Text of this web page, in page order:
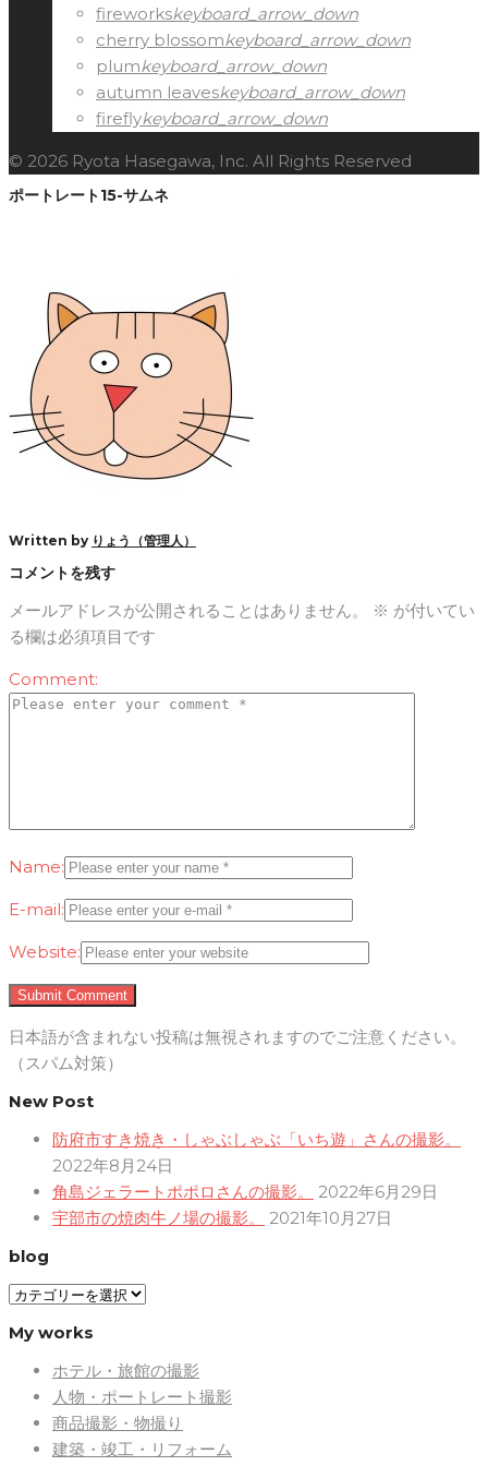
fireworkskeyboard_arrow_down
cherry blossomkeyboard_arrow_down
plumkeyboard_arrow_down
autumn leaveskeyboard_arrow_down
fireflykeyboard_arrow_down
© 2026 Ryota Hasegawa, Inc. All Rights Reserved
ポートレート15-サムネ
Written by りょう（管理人）
コメントを残す
メールアドレスが公開されることはありません。 ※ が付いてい
る欄は必須項目です
Comment:
Name:
E-mail:
Website:
日本語が含まれない投稿は無視されますのでご注意ください。
（スパム対策）
New Post
防府市すき焼き・しゃぶしゃぶ「いち遊」さんの撮影。
2022年8月24日
角島ジェラートポポロさんの撮影。
2022年6月29日
宇部市の焼肉牛ノ場の撮影。
2021年10月27日
blog
blog
My works
ホテル・旅館の撮影
人物・ポートレート撮影
商品撮影・物撮り
建築・竣工・リフォーム